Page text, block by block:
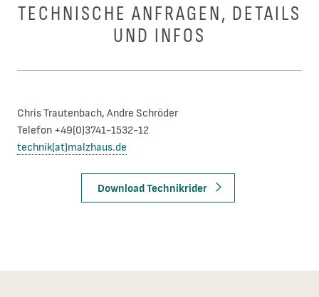
TECHNISCHE ANFRAGEN, DETAILS
UND INFOS
Chris Trautenbach, Andre Schröder
Telefon +49(0)3741-1532-12
technik(at)malzhaus.de
Download Technikrider